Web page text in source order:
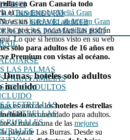
BICI
ENDURO
GRAVEL & MTB
LAS PALMAS EN BICI
LAS PALMAS
PARA FAMILIAS
SOLO ADULTOS
5 ESTRELLAS
4 ESTRELLAS
RURALES
en Gran Canaria todo
elParadisus by Meliá Gran
es unhotel solo adultos en Gran
los precios, pocas familias podrán
Lo que sí hemos visto en su web
solo para adultos de 16 años en
Premium con vistas al océano.
hoteles solo adultos
incluido
es uno de loshoteles 4 estrellas
incluidorecomendado para adultos.
al mar en una de las mejores
playa de Las Burras. Desde su